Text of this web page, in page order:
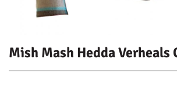
Mish Mash Hedda Verheals